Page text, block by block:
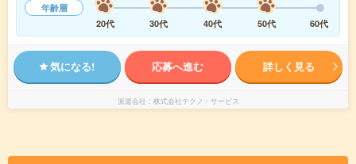
年齢層
20代
30代 40代 50代 60代
気になる! 応募へ進む 詳しく見る
派遣会社 株式会社テクノ・サービス